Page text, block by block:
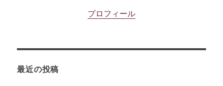
プロフィール
最近の投稿